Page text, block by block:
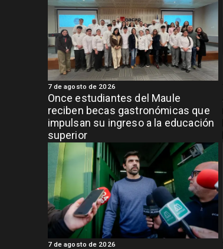
Once estudiantes del Maule
reciben becas gastronómicas que
impulsan su ingreso a la educación
superior
7 de agosto de 2026
7 de agosto de 2026